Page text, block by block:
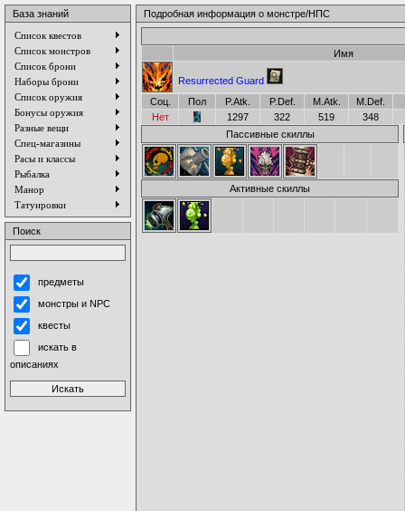
База знаний
Список квестов
Список монстров
Список брони
Наборы брони
Список оружия
Бонусы оружия
Разные вещи
Спец-магазины
Расы и классы
Рыбалка
Манор
Татуировки
Поиск
предметы
монстры и NPC
квесты
искать в
описаниях
Подробная информация о монстре/НПС
Имя
Resurrected Guard
Соц.
Пол P.Atk. P.Def. M.Atk.
M.Def.
Нет
1297 322 519
348
Пассивные скиллы
Активные скиллы